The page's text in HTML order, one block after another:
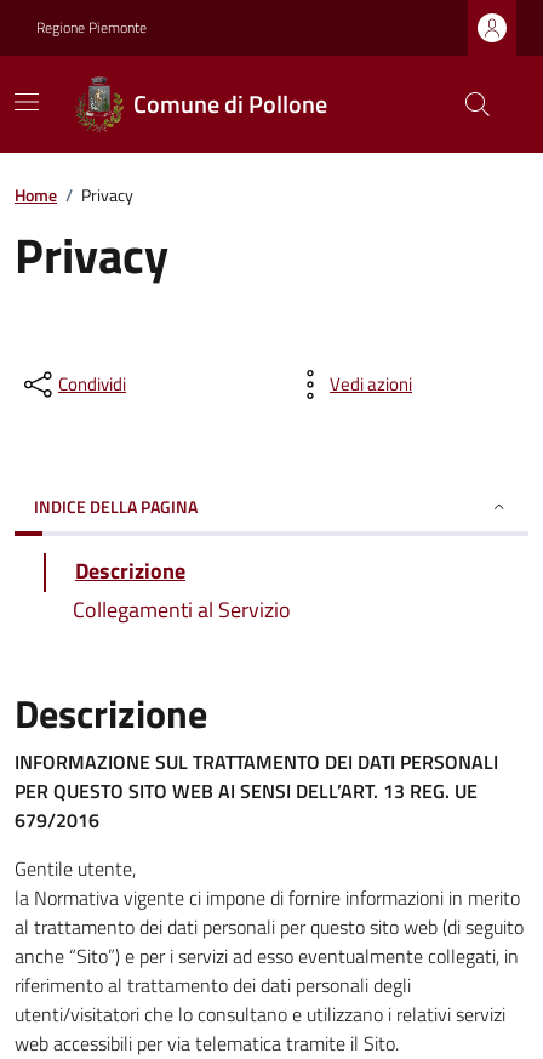
Regione Piemonte
Comune di Pollone
Home / Privacy
Privacy
Condividi Vedi azioni
INDICE DELLA PAGINA
Descrizione
Collegamenti al Servizio
Descrizione
INFORMAZIONE SUL TRATTAMENTO DEI DATI PERSONALI
PER QUESTO SITO WEB AI SENSI DELL’ART. 13 REG. UE
679/2016
Gentile utente,
la Normativa vigente ci impone di fornire informazioni in merito
al trattamento dei dati personali per questo sito web (di seguito
anche “Sito”) e per i servizi ad esso eventualmente collegati, in
riferimento al trattamento dei dati personali degli
utenti/visitatori che lo consultano e utilizzano i relativi servizi
web accessibili per via telematica tramite il Sito.